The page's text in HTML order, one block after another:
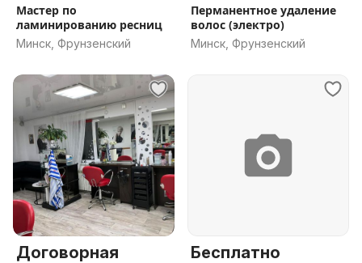
Мастер по
ламинированию ресниц
Минск, Фрунзенский
Перманентное удаление
волос (электро)
Минск, Фрунзенский
Договорная Бесплатно